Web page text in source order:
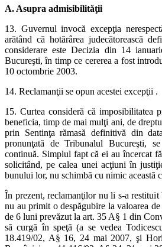
A. Asupra admisibilităţii
13. Guvernul invocă excepţia
arătând că hotărârea judecătorească
considerare este Decizia din 14
Bucureşti, în timp ce cererea a fost
10 octombrie 2003.
14. Reclamanţii se opun acestei excepţii .
15. Curtea consideră că imposibilitatea
beneficia, timp de mai mulţi ani, de
prin Sentinţa rămasă definitivă din
pronunţată de Tribunalul Bucureşti,
continuă. Simplul fapt că ei au încercat
solicitând, pe calea unei acţiuni în
bunului lor, nu schimbă cu nimic această
În prezent, reclamanţilor nu li s-a
nu au primit o despăgubire la valoarea
de 6 luni prevăzut la art. 35 A§ 1 din
să curgă în speţă (a se vedea
18.419/02, A§ 16, 24 mai 2007, şi